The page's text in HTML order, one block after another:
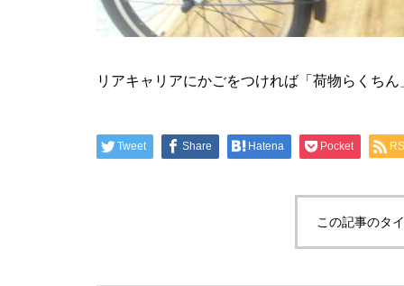
リアキャリアにかごをつければ「荷物らくちん
Tweet Share Hatena Pocket
この記事のタ